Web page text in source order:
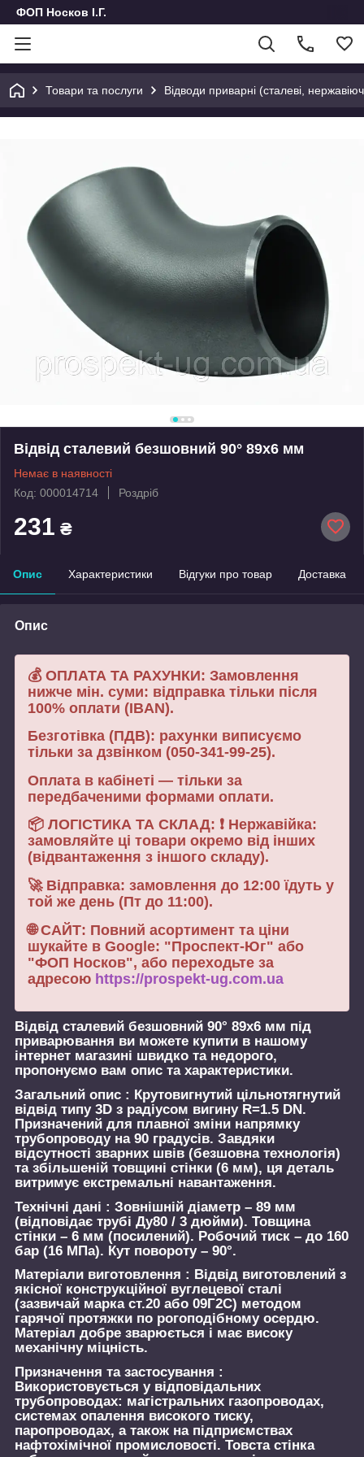
ФОП Носков І.Г.
Товари та послуги Відводи приварні (сталеві,
Відвід сталевий безшовний 90° 89х6 мм
Немає в наявності
Код: 000014714
Роздріб
231 ₴
Опис Характеристики Відгуки про товар Доставка
Опис
💰 ОПЛАТА ТА РАХУНКИ: Замовлення
нижче мін. суми: відправка тільки після
100% оплати (IBAN).
Безготівка (ПДВ): рахунки виписуємо
тільки за дзвінком (050-341-99-25).
Оплата в кабінеті — тільки за
передбаченими формами оплати.
📦 ЛОГІСТИКА ТА СКЛАД: ❗ Нержавійка:
замовляйте ці товари окремо від інших
(відвантаження з іншого складу).
🚀 Відправка: замовлення до 12:00 їдуть у
той же день (Пт до 11:00).
🌐 САЙТ: Повний асортимент та ціни
шукайте в Google: "Проспект-Юг" або
"ФОП Носков", або переходьте за
адресою https://prospekt-ug.com.ua
Відвід сталевий безшовний 90° 89х6 мм під
приварювання ви можете купити в нашому
інтернет магазині швидко та недорого,
пропонуємо вам опис та характеристики.
Загальний опис : Крутовигнутий цільнотягнутий
відвід типу 3D з радіусом вигину R=1.5 DN.
Призначений для плавної зміни напрямку
трубопроводу на 90 градусів. Завдяки
відсутності зварних швів (безшовна технологія)
та збільшеній товщині стінки (6 мм), ця деталь
витримує екстремальні навантаження.
Технічні дані : Зовнішній діаметр – 89 мм
(відповідає трубі Ду80 / 3 дюйми). Товщина
стінки – 6 мм (посилений). Робочий тиск – до 160
бар (16 МПа). Кут повороту – 90°.
Матеріали виготовлення : Відвід виготовлений з
якісної конструкційної вуглецевої сталі
(зазвичай марка ст.20 або 09Г2С) методом
гарячої протяжки по рогоподібному осердю.
Матеріал добре зварюється і має високу
механічну міцність.
Призначення та застосування :
Використовується у відповідальних
трубопроводах: магістральних газопроводах,
системах опалення високого тиску,
паропроводах, а також на підприємствах
нафтохімічної промисловості. Товста стінка